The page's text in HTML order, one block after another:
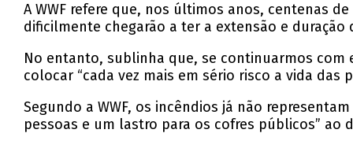
A WWF refere que, nos últimos anos, centenas
dificilmente chegarão a ter a extensão e duração
No entanto, sublinha que, se continuarmos com
colocar “cada vez mais em sério risco a vida das
Segundo a WWF, os incêndios já não
pessoas e um lastro para os cofres públicos”